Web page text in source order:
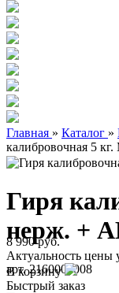
Главная » Каталог »
калибровочная 5
Гиря
нерж. +
арт. 2160000008
8 990 руб.
Актуальность цены
В корзину
Быстрый заказ